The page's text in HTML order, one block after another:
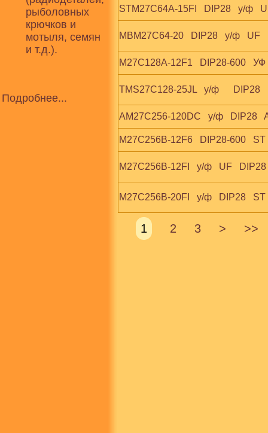
рыболовных
крючков и
мотыля, семян
и т.д.).
Подробнее...
STM27C64A-15FI   DIP28   у/ф
MBM27C64-20   DIP28   у/ф   UF
M27C128A-12F1   DIP28-600
TMS27C128-25JL   у/ф      DIP28
AM27C256-120DC   у/ф   DIP28
M27C256B-12F6   DIP28-600   ST
M27C256B-12FI   у/ф   UF   DIP28
M27C256B-20FI   у/ф   DIP28   ST
1 2 3 > >>